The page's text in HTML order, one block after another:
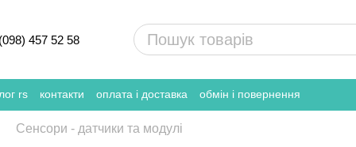
457 52 58
rs контакти оплата і доставка обмін і повернення
Сенсори - датчики та модулі